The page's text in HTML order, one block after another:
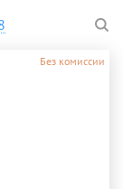
Без комиссии